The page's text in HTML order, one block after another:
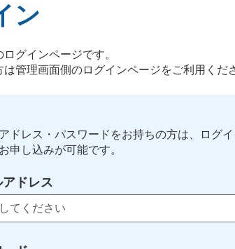
ン
グインページです。
管理画面側のログインページをご利用くだ
ドレス・パスワードをお持ちの方は、ログ
申し込みが可能です。
ドレス